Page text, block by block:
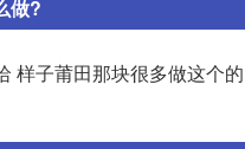
做?
样子莆田那块很多做这个